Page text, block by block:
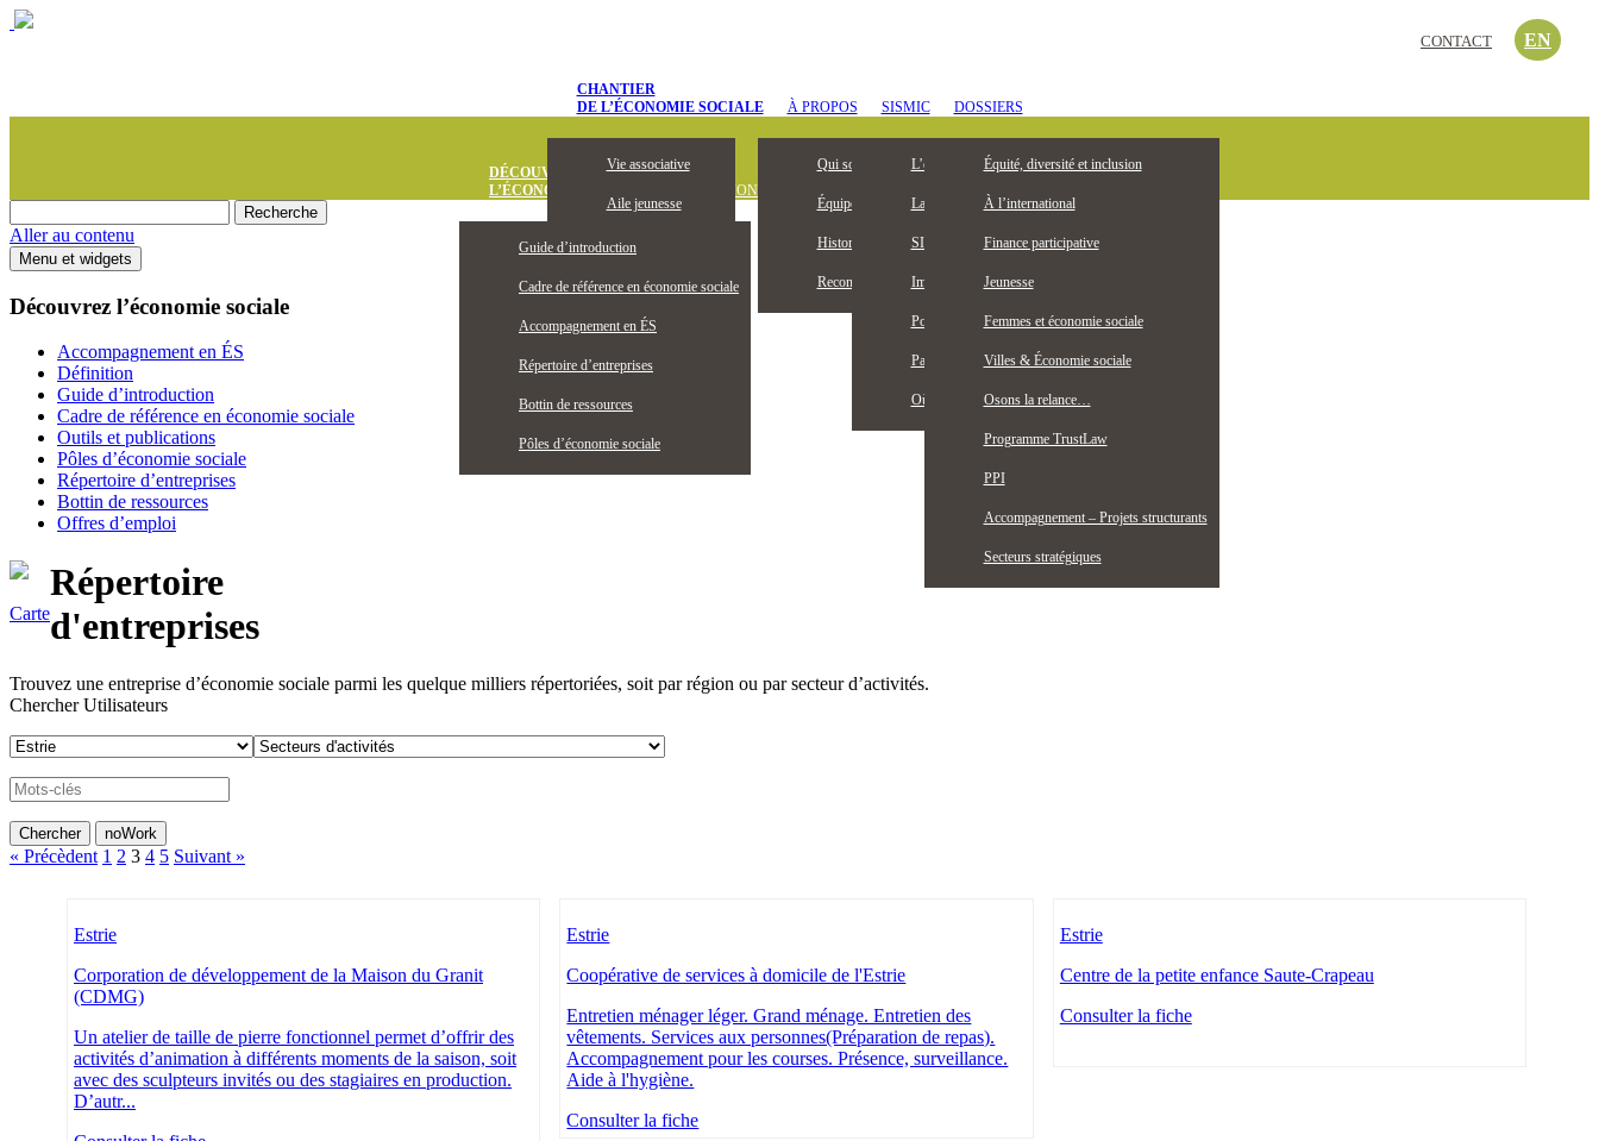
CHANTIER
DE L’ÉCONOMIE SOCIALE
Vie associative
Aile jeunesse
Devenez membre
Membres honoraires
Publications
Partenaires
Actualités
À PROPOS
Qui sommes-nous
Équipe
Historique
Reconnaissance territoriale
SISMIC
L’entrepreneuriat collectif, c’est quoi?
La Bourse Entrepreneuriat collectif jeunesse
SISMIC, c’est quoi?
Impacts SISMIC
Portraits SISMIC
Partenaires nationaux
Où nous trouver
DOSSIERS
Équité, diversité et inclusion
À l’international
Finance participative
Jeunesse
Femmes et économie sociale
Villes & Économie sociale
Osons la relance…
Programme TrustLaw
PPI
Accompagnement – Projets structurants
Secteurs stratégiques
DÉCOUVREZ
L’ÉCONOMIE SOCIALE
Guide d’introduction
Cadre de référence en économie sociale
Accompagnement en ÉS
Répertoire d’entreprises
Bottin de ressources
Pôles d’économie sociale
DÉFINITION OUTILS ET PUBLICATIONS OFFRES D’EMPLOI
CONTACT EN
Aller au contenu
Menu et widgets
Découvrez l’économie sociale
Accompagnement en ÉS
Définition
Guide d’introduction
Cadre de référence en économie sociale
Outils et publications
Pôles d’économie sociale
Répertoire d’entreprises
Bottin de ressources
Offres d’emploi
Carte
Répertoire
d'entreprises
Trouvez une entreprise d’économie sociale parmi les quelque milliers répertoriées, soit par région ou par secteur d’activités.
Chercher Utilisateurs
« Précèdent 1 2 3 4 5 Suivant »
Estrie
Corporation de développement de la Maison du Granit
(CDMG)
Un atelier de taille de pierre fonctionnel permet d’offrir des
activités d’animation à différents moments de la saison, soit
avec des sculpteurs invités ou des stagiaires en production.
D’autr...
Estrie
Coopérative de services à domicile de l'Estrie
Entretien ménager léger. Grand ménage. Entretien des
vêtements. Services aux personnes(Préparation de repas).
Accompagnement pour les courses. Présence, surveillance.
Aide à l'hygiène.
Consulter la fiche
Estrie
Centre de la petite enfance Saute-Crapeau
Consulter la fiche